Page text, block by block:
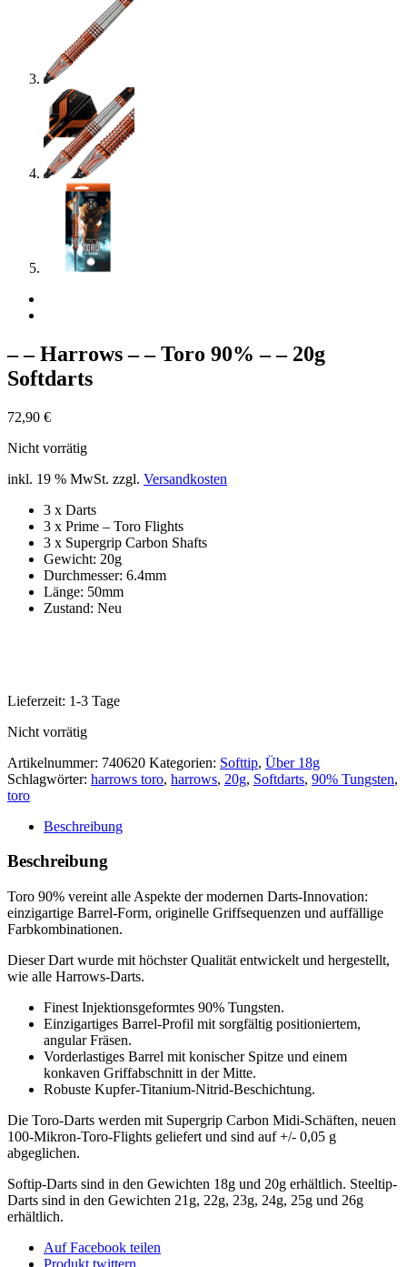
– – Harrows – – Toro 90% – – 20g
Softdarts
72,90 €
Nicht vorrätig
inkl. 19 % MwSt. zzgl. Versandkosten
3 x Darts
3 x Prime – Toro Flights
3 x Supergrip Carbon Shafts
Gewicht: 20g
Durchmesser: 6.4mm
Länge: 50mm
Zustand: Neu
Lieferzeit: 1-3 Tage
Nicht vorrätig
Artikelnummer: 740620 Kategorien: Softtip, Über 18g
Schlagwörter: harrows toro, harrows, 20g, Softdarts, 90% Tungsten,
toro
Beschreibung
Beschreibung
Toro 90% vereint alle Aspekte der modernen Darts-Innovation:
einzigartige Barrel-Form, originelle Griffsequenzen und auffällige
Farbkombinationen.
Dieser Dart wurde mit höchster Qualität entwickelt und hergestellt,
wie alle Harrows-Darts.
Finest Injektionsgeformtes 90% Tungsten.
Einzigartiges Barrel-Profil mit sorgfältig positioniertem,
angular Fräsen.
Vorderlastiges Barrel mit konischer Spitze und einem
konkaven Griffabschnitt in der Mitte.
Robuste Kupfer-Titanium-Nitrid-Beschichtung.
Die Toro-Darts werden mit Supergrip Carbon Midi-Schäften, neuen
100-Mikron-Toro-Flights geliefert und sind auf +/- 0,05 g
abgeglichen.
Softip-Darts sind in den Gewichten 18g und 20g erhältlich. Steeltip-
Darts sind in den Gewichten 21g, 22g, 23g, 24g, 25g und 26g
erhältlich.
Auf Facebook teilen
Produkt twittern